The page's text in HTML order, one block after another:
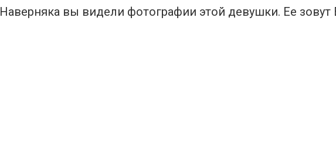
Наверняка вы видели фотографии этой девушки. Ее зовут